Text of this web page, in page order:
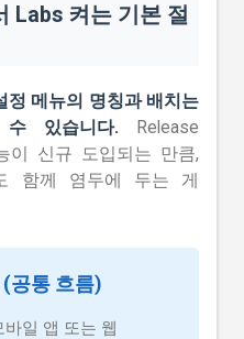
Labs 켜는 기본 절
정 메뉴의 명칭과 배치는
있습니다. Release
이 신규 도입되는 만큼,
함께 염두에 두는 게
공통 흐름)
바일 앱 또는 웹